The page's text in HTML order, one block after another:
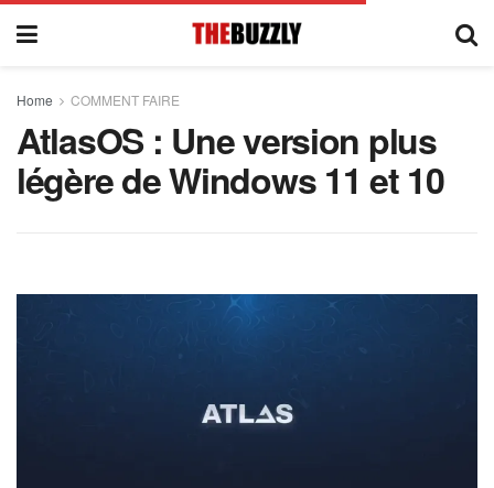
Home COMMENT FAIRE
AtlasOS : Une version plus
légère de Windows 11 et 10